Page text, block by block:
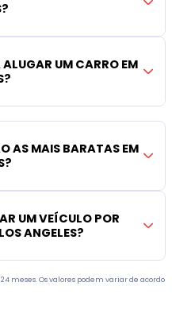
ALUGAR UM CARRO EM
AS MAIS BARATAS EM
UM VEÍCULO POR
ANGELES?
meses. Os valores podem variar de acordo